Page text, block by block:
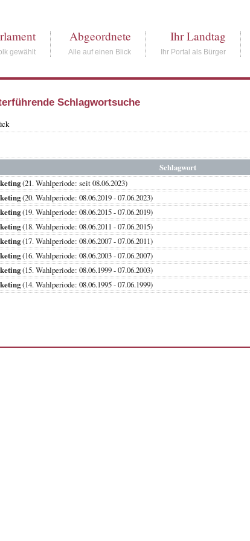
gewählt
Abgeordnete
Alle auf einen Blick
Ihr Landtag
Ihr Portal als Bürger
Schlagwortsuche
Schlagwort
(21. Wahlperiode: seit 08.06.2023)
(20. Wahlperiode: 08.06.2019 - 07.06.2023)
(19. Wahlperiode: 08.06.2015 - 07.06.2019)
(18. Wahlperiode: 08.06.2011 - 07.06.2015)
(17. Wahlperiode: 08.06.2007 - 07.06.2011)
(16. Wahlperiode: 08.06.2003 - 07.06.2007)
(15. Wahlperiode: 08.06.1999 - 07.06.2003)
(14. Wahlperiode: 08.06.1995 - 07.06.1999)